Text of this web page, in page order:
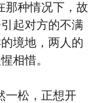
种情况下，故
起对方的不满
境地，两人的
相惜。
松，正想开